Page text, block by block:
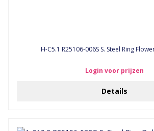
H-C5.1 R25106-006S S. Steel Ring
Login voor prijzen
Details